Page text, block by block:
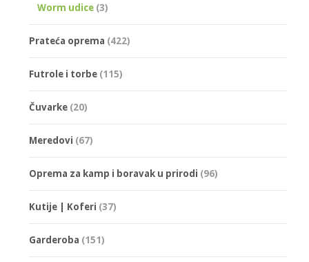
Worm udice (3)
Prateća oprema (422)
Futrole i torbe (115)
Čuvarke (20)
Meredovi (67)
Oprema za kamp i boravak u prirodi (96)
Kutije | Koferi (37)
Garderoba (151)